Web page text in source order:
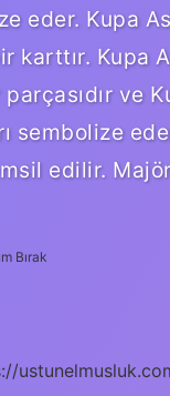
eder. Kupa
Kupa
parçasıdır ve
sembolize
edilir. Majör
Bırak